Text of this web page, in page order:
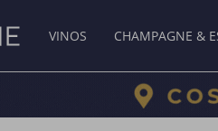
VINOS CHAMPAGNE &